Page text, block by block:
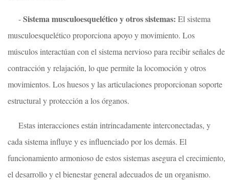
-Sistema musculoesquelético y otros sistemas: El sistema
musculoesquelético proporciona apoyo y movimiento. Los
músculos interactúan con el sistema nervioso para recibir señales de
contracción y relajación, lo que permite la locomoción y otros
movimientos. Los huesos y las articulaciones proporcionan soporte
estructural y protección a los órganos.
Estas interacciones están intrincadamente interconectadas, y
cada sistema influye y es influenciado por los demás. El
funcionamiento armonioso de estos sistemas asegura el crecimiento,
el desarrollo y el bienestar general adecuados de un organismo.